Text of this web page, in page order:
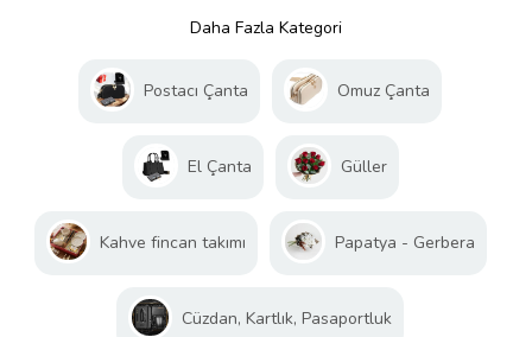
Daha Fazla Kategori
Postacı Çanta Omuz Çanta
El Çanta Güller
Kahve fincan takımı Papatya - Gerbera
Cüzdan, Kartlık, Pasaportluk